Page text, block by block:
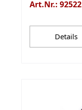
Art.Nr.: 92522
Details